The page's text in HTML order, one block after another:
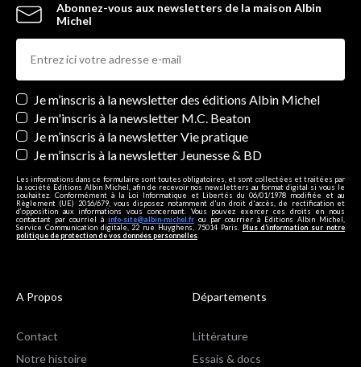
Abonnez-vous aux newsletters de la maison Albin
Michel
Newsletters
Je m’inscris à la newsletter des éditions Albin Michel
Je m'inscris à la newsletter M.C. Beaton
Je m’inscris à la newsletter Vie pratique
Je m’inscris à la newsletter Jeunesse & BD
Les informations dans ce formulaire sont toutes obligatoires, et sont collectées et traitées par
la société Editions Albin Michel, afin de recevoir nos newsletters au format digital si vous le
souhaitez. Conformément à la Loi Informatique et Libertés du 06/01/1978 modifiée et au
Règlement (UE) 2016/679, vous disposez notamment d'un droit d'accès, de rectification et
d’opposition aux informations vous concernant. Vous pouvez exercer ces droits en nous
contactant par courriel à info-site@albin-michel.fr ou par courrier à Editions Albin Michel,
Service Communication digitale, 22 rue Huyghens, 75014 Paris. Plus d’information sur notre
politique de protection de vos données personnelles
A Propos
Contact
Notre histoire
Départements
Littérature
Essais & docs